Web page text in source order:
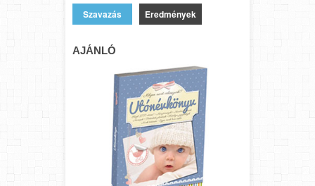
Eredmények
AJÁNLÓ